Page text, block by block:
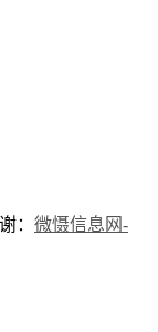
： 微慑信息网-